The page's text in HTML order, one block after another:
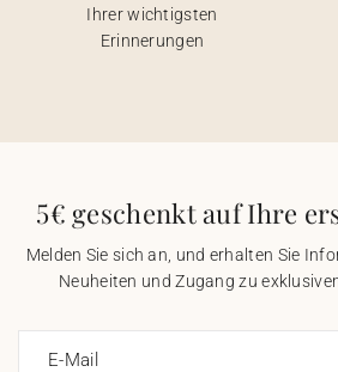
Ihrer wichtigsten
Erinnerungen
5€ geschenkt auf Ihre
Melden Sie sich an, und erhalten Sie
Neuheiten und Zugang zu
E-Mail